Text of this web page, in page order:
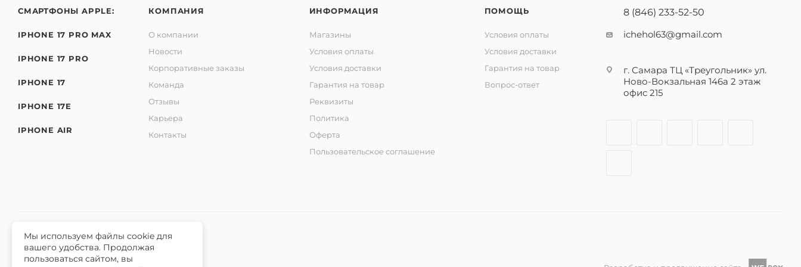
СМАРТФОНЫ APPLE:
IPHONE 17 PRO MAX
IPHONE 17 PRO
IPHONE 17
IPHONE 17E
IPHONE AIR
КОМПАНИЯ
О компании
Новости
Корпоративные заказы
Команда
Отзывы
Карьера
Контакты
ИНФОРМАЦИЯ
Магазины
Условия оплаты
Условия доставки
Гарантия на товар
Реквизиты
Политика
Оферта
Пользовательское соглашение
ПОМОЩЬ
Условия оплаты
Условия доставки
Гарантия на товар
Вопрос-ответ
8 (846) 233-52-50
ichehol63@gmail.com
г. Самара ТЦ «Треугольник» ул.
Ново-Вокзальная 146а 2 этаж
офис 215
2026 © Интернет-магазин iЧехол.
Мы используем файлы cookie для
вашего удобства. Продолжая
пользоваться сайтом, вы